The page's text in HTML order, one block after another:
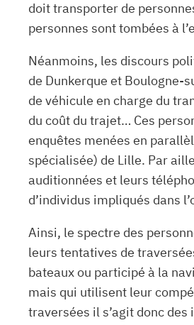
doit transporter de
personnes sont tombées à
Néanmoins, les discours
de Dunkerque et Boulogne-
de véhicule en charge du
du coût du trajet… Ces
enquêtes menées en
spécialisée) de Lille. Par
auditionnées et leurs
d’individus impliqués dans
Ainsi, le spectre des
leurs tentatives de
bateaux ou participé à la
mais qui utilisent leur
traversées il s’agit donc